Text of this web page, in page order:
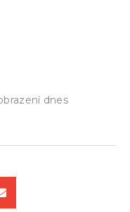
dnes